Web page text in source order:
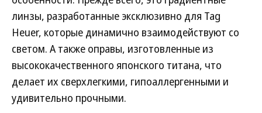
линзы, разработанные эксклюзивно для Tag
Heuer, которые динамично взаимодействуют со
светом. А также оправы, изготовленные из
высококачественного японского титана, что
делает их сверхлегкими, гипоаллергенными и
удивительно прочными.